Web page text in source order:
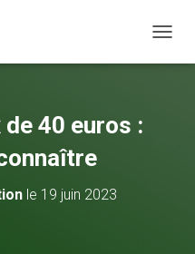
40 euros :
le 19 juin 2023